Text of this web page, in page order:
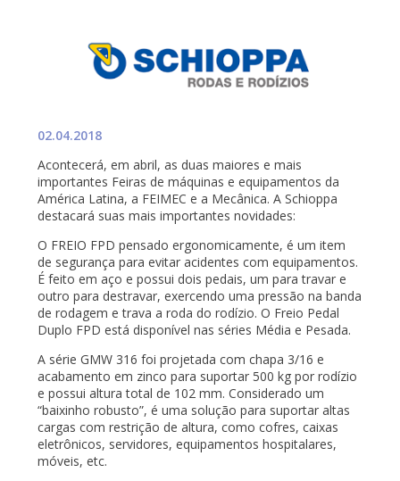
02.04.2018
Acontecerá, em abril, as duas maiores e mais
importantes Feiras de máquinas e equipamentos da
América Latina, a FEIMEC e a Mecânica. A Schioppa
destacará suas mais importantes novidades:
O FREIO FPD pensado ergonomicamente, é um item
de segurança para evitar acidentes com equipamentos.
É feito em aço e possui dois pedais, um para travar e
outro para destravar, exercendo uma pressão na banda
de rodagem e trava a roda do rodízio. O Freio Pedal
Duplo FPD está disponível nas séries Média e Pesada.
A série GMW 316 foi projetada com chapa 3/16 e
acabamento em zinco para suportar 500 kg por rodízio
e possui altura total de 102 mm. Considerado um
“baixinho robusto”, é uma solução para suportar altas
cargas com restrição de altura, como cofres, caixas
eletrônicos, servidores, equipamentos hospitalares,
móveis, etc.